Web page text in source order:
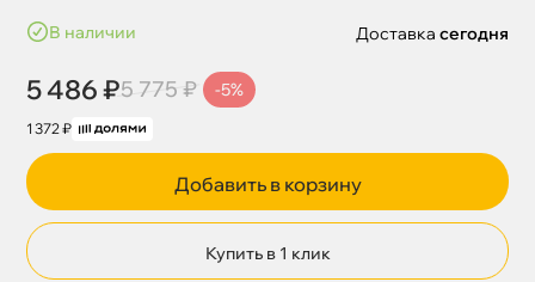
наличии
5 486 ₽5 775 ₽ -5%
1 372 ₽
Доставка сегодня
Добавить в корзину
Купить в 1 клик